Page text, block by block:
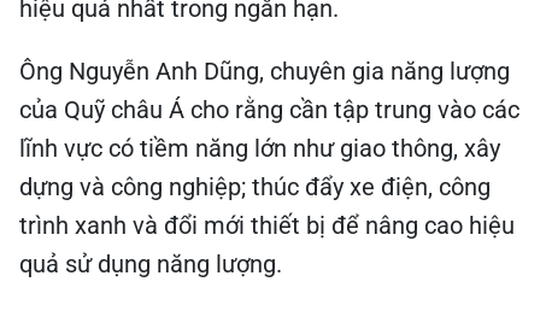
hiệu quả nhất trong ngắn hạn.
Ông Nguyễn Anh Dũng, chuyên gia năng lượng
của Quỹ châu Á cho rằng cần tập trung vào các
lĩnh vực có tiềm năng lớn như giao thông, xây
dựng và công nghiệp; thúc đẩy xe điện, công
trình xanh và đổi mới thiết bị để nâng cao hiệu
quả sử dụng năng lượng.